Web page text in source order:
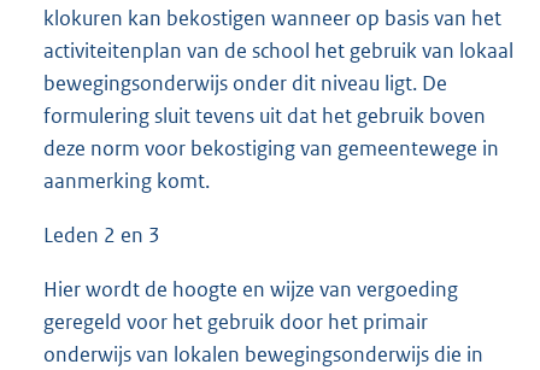
klokuren kan bekostigen wanneer op basis van het
activiteitenplan van de school het gebruik van lokaal
bewegingsonderwijs onder dit niveau ligt. De
formulering sluit tevens uit dat het gebruik boven
deze norm voor bekostiging van gemeentewege in
aanmerking komt.
Leden 2 en 3
Hier wordt de hoogte en wijze van vergoeding
geregeld voor het gebruik door het primair
onderwijs van lokalen bewegingsonderwijs die in